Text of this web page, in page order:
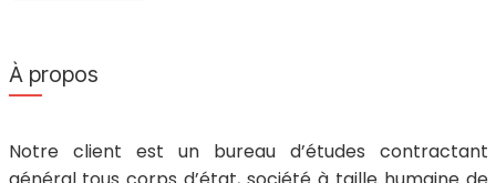
À propos
Notre client est un bureau d’études contractant